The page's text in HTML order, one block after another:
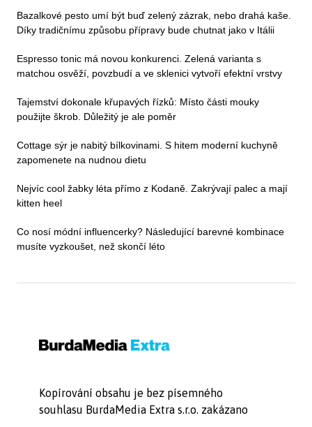
Bazalkové pesto umí být buď zelený zázrak, nebo drahá kaše.
Díky tradičnímu způsobu přípravy bude chutnat jako v Itálii
Espresso tonic má novou konkurenci. Zelená varianta s
matchou osvěží, povzbudí a ve sklenici vytvoří efektní vrstvy
Tajemství dokonale křupavých řízků: Místo části mouky
použijte škrob. Důležitý je ale poměr
Cottage sýr je nabitý bílkovinami. S hitem moderní kuchyně
zapomenete na nudnou dietu
Nejvíc cool žabky léta přímo z Kodaně. Zakrývají palec a mají
kitten heel
Co nosí módní influencerky? Následující barevné kombinace
musíte vyzkoušet, než skončí léto
Kopírování obsahu je bez písemného
souhlasu BurdaMedia Extra s.r.o. zakázano